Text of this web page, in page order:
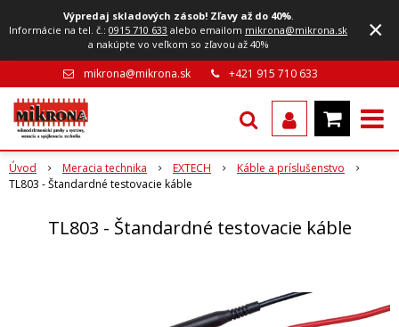
Výpredaj skladových zásob! Zľavy až do 40%.
Informácie na tel. č.:0915 710 633 alebo emailom mikrona@mikrona.sk
a nakúpte vo veľkom so zľavou až 40%
×
mikrona@mikrona.sk +421 915 710 633
Úvod Meracia technika EXTECH
Káble a príslušenstvo
TL803 - Štandardné testovacie káble
TL803 - Štandardné testovacie káble